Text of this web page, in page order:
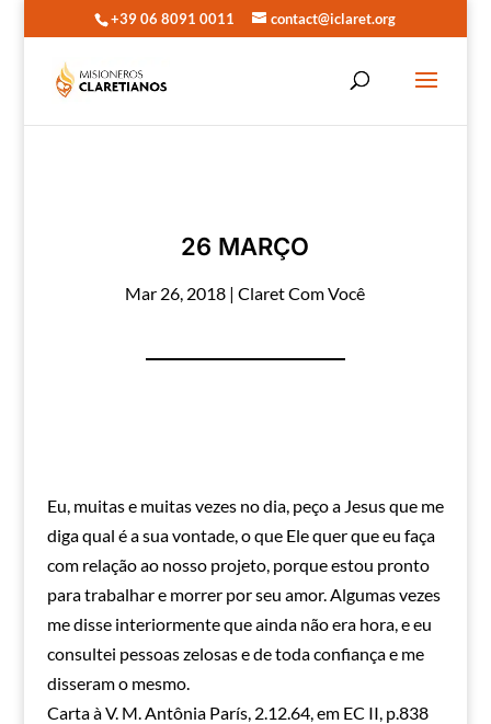
+39 06 8091 0011 contact@iclaret.org
26 MARÇO
Mar 26, 2018 |Claret Com Você
Eu, muitas e muitas vezes no dia, peço a Jesus que me
diga qual é a sua vontade, o que Ele quer que eu faça
com relação ao nosso projeto, porque estou pronto
para trabalhar e morrer por seu amor. Algumas vezes
me disse interiormente que ainda não era hora, e eu
consultei pessoas zelosas e de toda confiança e me
disseram o mesmo.
Carta à V. M. Antônia París, 2.12.64, em EC II, p.838